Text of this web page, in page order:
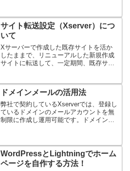
サイト転送設定（Xserver）につ
いて
Xサーバーで作成した既存サイトを活か
したままで、リニューアルした新規作成
サイトに転送して、一定期間、既存サイ
ーバーの管理画面で転送設定をすること
で可能になります。
ドメインメールの活用法
弊社で契約しているXserverでは、登録し
ているドメインのメールアカウントを無
制限に作成し運用可能です。ドメイン名
す。このメールアドレスを固有のドメイ
ンメー...
WordPressとLightningでホーム
ページを自作する方法！